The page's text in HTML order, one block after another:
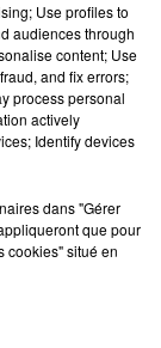
LE
La
A
Use profiles to
audiences through
content; Use
and fix errors;
process personal
actively
Identify devices
dans "Gérer
que pour
cookies" situé en